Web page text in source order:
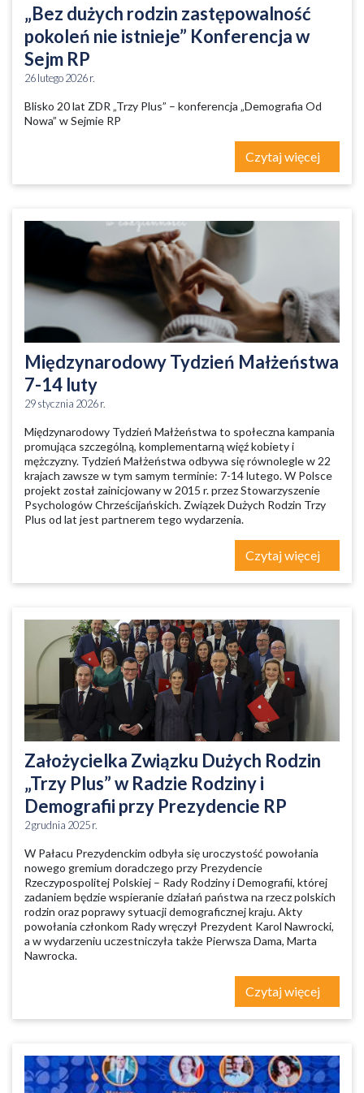
„Bez dużych rodzin zastępowalność
pokoleń nie istnieje” Konferencja w
Sejm RP
26 lutego 2026 r.
Blisko 20 lat ZDR „Trzy Plus” – konferencja „Demografia Od
Nowa” w Sejmie RP
Czytaj więcej
Międzynarodowy Tydzień Małżeństwa
7-14 luty
29 stycznia 2026 r.
Międzynarodowy Tydzień Małżeństwa to społeczna kampania
promująca szczególną, komplementarną więź kobiety i
mężczyzny. Tydzień Małżeństwa odbywa się równolegle w 22
krajach zawsze w tym samym terminie: 7-14 lutego. W Polsce
projekt został zainicjowany w 2015 r. przez Stowarzyszenie
Psychologów Chrześcijańskich. Związek Dużych Rodzin Trzy
Plus od lat jest partnerem tego wydarzenia.
Czytaj więcej
Założycielka Związku Dużych Rodzin
„Trzy Plus” w Radzie Rodziny i
Demografii przy Prezydencie RP
2 grudnia 2025 r.
W Pałacu Prezydenckim odbyła się uroczystość powołania
nowego gremium doradczego przy Prezydencie
Rzeczypospolitej Polskiej – Rady Rodziny i Demografii, której
zadaniem będzie wspieranie działań państwa na rzecz polskich
rodzin oraz poprawy sytuacji demograficznej kraju. Akty
powołania członkom Rady wręczył Prezydent Karol Nawrocki,
a w wydarzeniu uczestniczyła także Pierwsza Dama, Marta
Nawrocka.
Czytaj więcej